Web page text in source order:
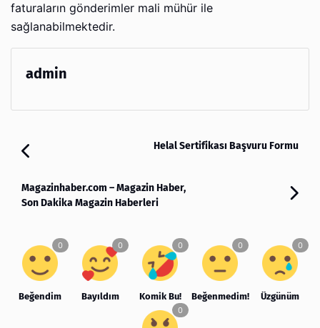
faturaların gönderimler mali mühür ile
sağlanabilmektedir.
admin
Helal Sertifikası Başvuru Formu
Magazinhaber.com – Magazin Haber,
Son Dakika Magazin Haberleri
Beğendim Bayıldım Komik Bu! Beğenmedim! Üzgünüm